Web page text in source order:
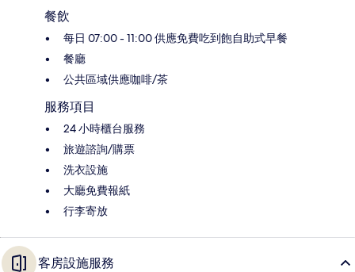
餐飲
每日 07:00 - 11:00 供應免費吃到飽自助式早餐
餐廳
公共區域供應咖啡/茶
服務項目
24 小時櫃台服務
旅遊諮詢/購票
洗衣設施
大廳免費報紙
行李寄放
客房設施服務